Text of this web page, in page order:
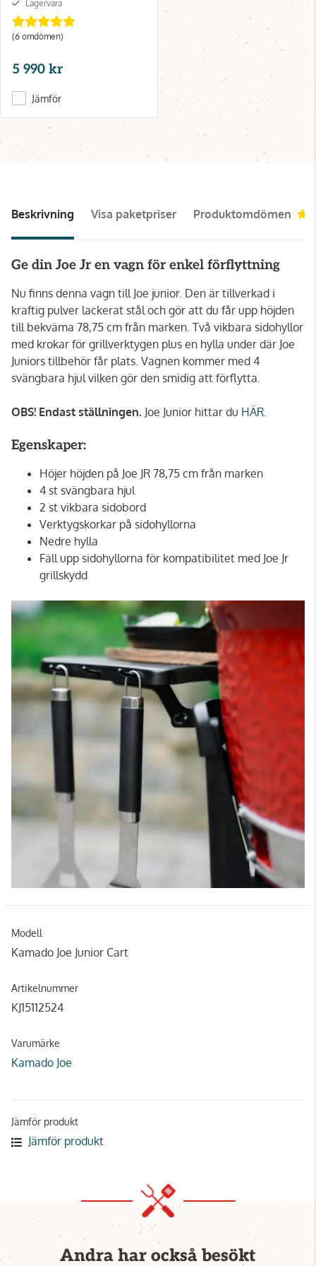
Lagervara
(6 omdömen)
5 990 kr
Jämför
Beskrivning Visa paketpriser Produktomdömen
Ge din Joe Jr en vagn för enkel förflyttning
Nu finns denna vagn till Joe junior. Den är tillverkad i
kraftig pulver lackerat stål och gör att du får upp höjden
till bekväma 78,75 cm från marken. Två vikbara sidohyllor
med krokar för grillverktygen plus en hylla under där Joe
Juniors tillbehör får plats. Vagnen kommer med 4
svängbara hjul vilken gör den smidig att förflytta.
OBS! Endast ställningen. Joe Junior hittar du HÄR.
Egenskaper:
Höjer höjden på Joe JR 78,75 cm från marken
4 st svängbara hjul
2 st vikbara sidobord
Verktygskorkar på sidohyllorna
Nedre hylla
Fäll upp sidohyllorna för kompatibilitet med Joe Jr
grillskydd
Modell
Kamado Joe Junior Cart
Artikelnummer
KJ15112524
Varumärke
Kamado Joe
Jämför produkt
Jämför produkt
Andra har också besökt